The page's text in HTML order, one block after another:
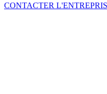
CONTACTER